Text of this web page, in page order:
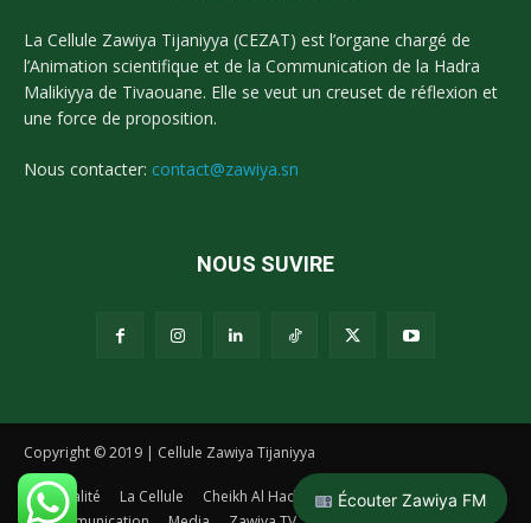
Écouter Zawiya FM
La Cellule Zawiya Tijaniyya (CEZAT) est l’organe chargé de
l’Animation scientifique et de la Communication de la Hadra
Malikiyya de Tivaouane. Elle se veut un creuset de réflexion et
une force de proposition.
Nous contacter: contact@zawiya.sn
NOUS SUVIRE
Copyright © 2019 | Cellule Zawiya Tijaniyya
Actualité La Cellule Cheikh Al Hadj Malick Sy
La Tidianiya